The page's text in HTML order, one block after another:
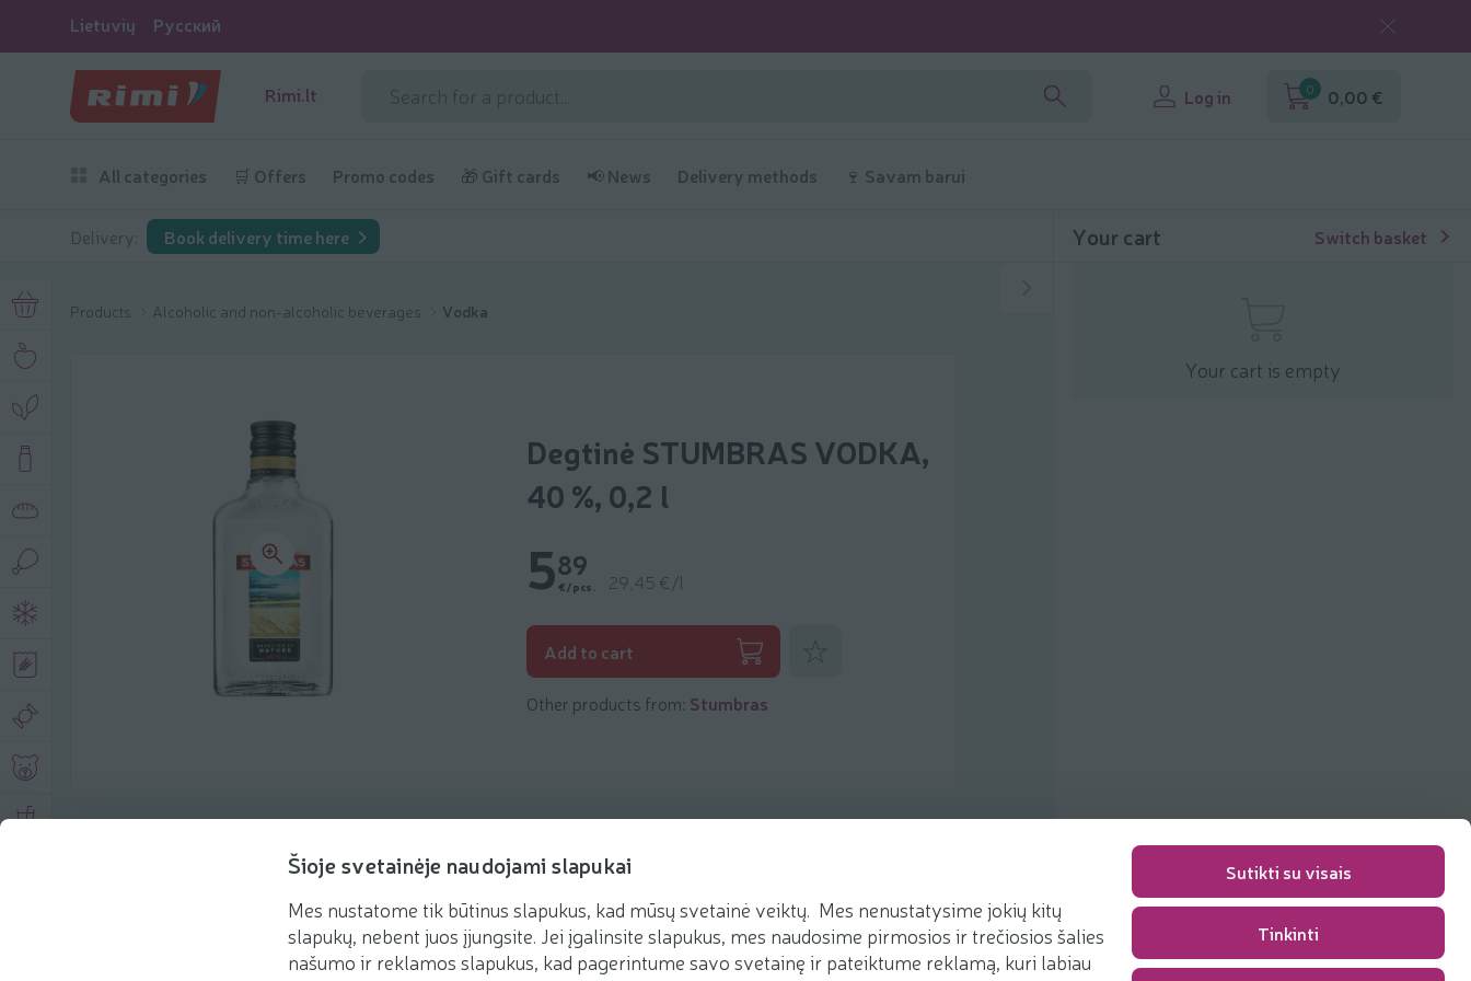
Šioje svetainėje naudojami slapukai
Mes nustatome tik būtinus slapukus, kad mūsų svetainė veiktų. Mes nenustatysime jokių kitų
slapukų, nebent juos įjungsite. Jei įgalinsite slapukus, mes naudosime pirmosios ir trečiosios šalies
našumo ir reklamos slapukus, kad pagerintume savo svetainę ir pateiktume reklamą, kuri labiau
Sutikti su visais
Tinkinti
Lietuvių Русский
Rimi.lt Log in 0 0,00 €
All categories 🛒 Offers Promo codes 🎁 Gift cards 📢 News Delivery methods 🍷 Savam barui
Delivery: Book delivery time here
Products Alcoholic and non-alcoholic beverages Vodka
Degtinė STUMBRAS VODKA,
40 %, 0,2 l
589
€/pcs. 29,45 €/l
Add to cart
Other products from: Stumbras
Product description
Recommendations Recipes
Your cart Switch basket
Your cart is empty
Packaging fee 0,00 €